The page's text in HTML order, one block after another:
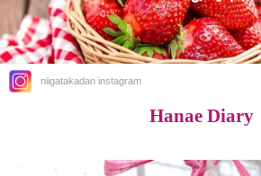
Hanae Diary
niigatakadan instagram